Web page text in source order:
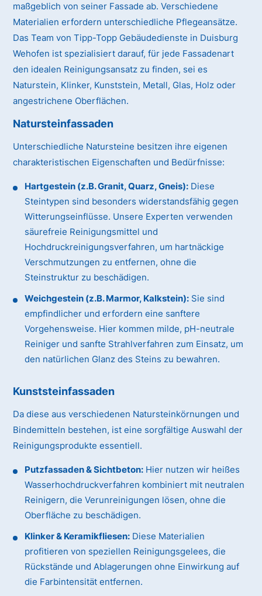
maßgeblich von seiner Fassade ab. Verschiedene
Materialien erfordern unterschiedliche Pflegeansätze.
Das Team von Tipp-Topp Gebäudedienste in Duisburg
Wehofen ist spezialisiert darauf, für jede Fassadenart
den idealen Reinigungsansatz zu finden, sei es
Naturstein, Klinker, Kunststein, Metall, Glas, Holz oder
angestrichene Oberflächen.
Natursteinfassaden
Unterschiedliche Natursteine besitzen ihre eigenen
charakteristischen Eigenschaften und Bedürfnisse:
Hartgestein (z.B. Granit, Quarz, Gneis): Diese
Steintypen sind besonders widerstandsfähig gegen
Witterungseinflüsse. Unsere Experten verwenden
säurefreie Reinigungsmittel und
Hochdruckreinigungsverfahren, um hartnäckige
Verschmutzungen zu entfernen, ohne die
Steinstruktur zu beschädigen.
Weichgestein (z.B. Marmor, Kalkstein): Sie sind
empfindlicher und erfordern eine sanftere
Vorgehensweise. Hier kommen milde, pH-neutrale
Reiniger und sanfte Strahlverfahren zum Einsatz, um
den natürlichen Glanz des Steins zu bewahren.
Kunststeinfassaden
Da diese aus verschiedenen Natursteinkörnungen und
Bindemitteln bestehen, ist eine sorgfältige Auswahl der
Reinigungsprodukte essentiell.
Putzfassaden & Sichtbeton: Hier nutzen wir heißes
Wasserhochdruckverfahren kombiniert mit neutralen
Reinigern, die Verunreinigungen lösen, ohne die
Oberfläche zu beschädigen.
Klinker & Keramikfliesen: Diese Materialien
profitieren von speziellen Reinigungsgelees, die
Rückstände und Ablagerungen ohne Einwirkung auf
die Farbintensität entfernen.